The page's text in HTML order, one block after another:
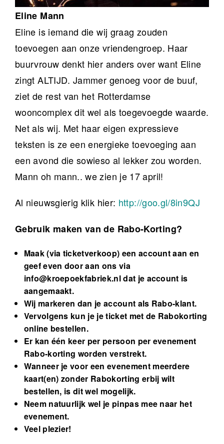
Eline Mann
Eline is iemand die wij graag zouden
toevoegen aan onze vriendengroep. Haar
buurvrouw denkt hier anders over want Eline
zingt ALTIJD. Jammer genoeg voor de buuf,
ziet de rest van het Rotterdamse
wooncomplex dit wel als toegevoegde waarde.
Net als wij. Met haar eigen expressieve
teksten is ze een energieke toevoeging aan
een avond die sowieso al lekker zou worden.
Mann oh mann.. we zien je 17 april!
Al nieuwsgierig klik hier: http://goo.gl/8in9QJ
Gebruik maken van de Rabo-Korting?
Maak (via ticketverkoop) een account aan en
geef even door aan ons via
info@kroepoekfabriek.nldat je account is
aangemaakt.
Wij markeren dan je account als Rabo-klant.
Vervolgens kun je je ticket met de Rabokorting
online bestellen.
Er kan één keer per persoon per evenement
Rabo-korting worden verstrekt.
Wanneer je voor een evenement meerdere
kaart(en) zonder Rabokorting erbij wilt
bestellen, is dit wel mogelijk.
Neem natuurlijk wel je pinpas mee naar het
evenement.
Veel plezier!